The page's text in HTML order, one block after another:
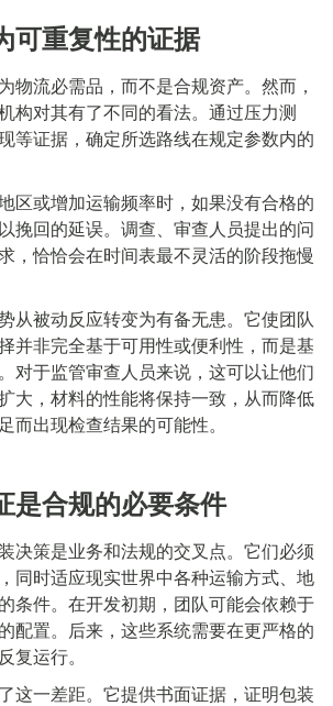
可重复性的证据
物流必需品，而不是合规资产。然而，
构对其有了不同的看法。通过压力测
等证据，确定所选路线在规定参数内的
区或增加运输频率时，如果没有合格的
挽回的延误。调查、审查人员提出的问
，恰恰会在时间表最不灵活的阶段拖慢
从被动反应转变为有备无患。它使团队
并非完全基于可用性或便利性，而是基
对于监管审查人员来说，这可以让他们
大，材料的性能将保持一致，从而降低
而出现检查结果的可能性。
是合规的必要条件
决策是业务和法规的交叉点。它们必须
同时适应现实世界中各种运输方式、地
条件。在开发初期，团队可能会依赖于
配置。后来，这些系统需要在更严格的
复运行。
这一差距。它提供书面证据，证明包装